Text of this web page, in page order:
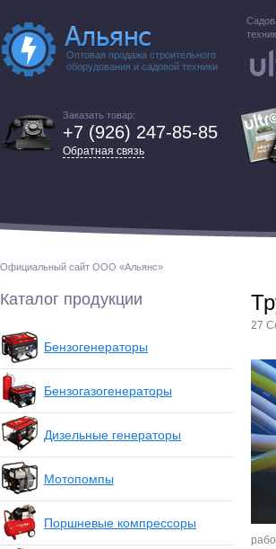
Оптовая продажа строительного
оборудования и садовой техники
Заказать товар:
+7 (926) 247-85-85
Обратная связь
Официальный сайт ООО «Альянс»
Каталог продукции
Бензогенераторы
Бензогазогенераторы
Дизельные генераторы
Мотопомпы
Поршневые компрессоры
27